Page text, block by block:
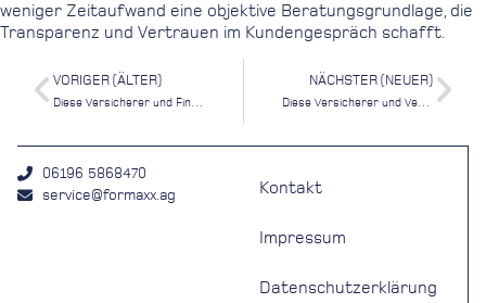
weniger Zeitaufwand eine objektive Beratungsgrundlage, die
Transparenz und Vertrauen im Kundengespräch schafft.
VORIGER (ÄLTER)
Diese Versicherer und Finanzdienstleister bieten Top-Karrierechancen
NÄCHSTER (NEUER)
Diese Versicherer und Vertriebe empfehlen Kunden am häufigsten weiter
06196 5868470
service@formaxx.ag
Kontakt
Impressum
Datenschutzerklärung